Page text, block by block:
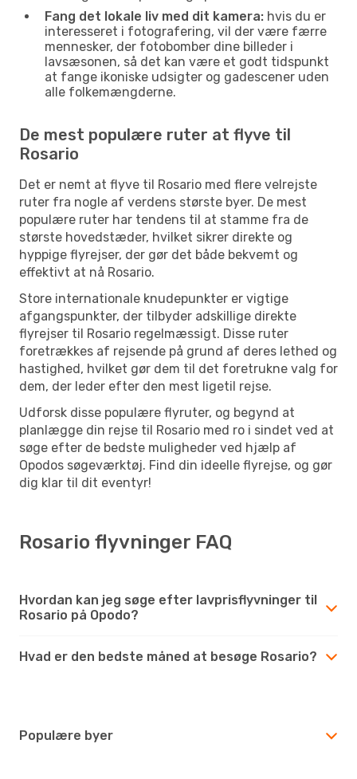
Fang det lokale liv med dit kamera: hvis du er
interesseret i fotografering, vil der være færre
mennesker, der fotobomber dine billeder i
lavsæsonen, så det kan være et godt tidspunkt
at fange ikoniske udsigter og gadescener uden
alle folkemængderne.
De mest populære ruter at flyve til
Rosario
Det er nemt at flyve til Rosario med flere velrejste
ruter fra nogle af verdens største byer. De mest
populære ruter har tendens til at stamme fra de
største hovedstæder, hvilket sikrer direkte og
hyppige flyrejser, der gør det både bekvemt og
effektivt at nå Rosario.
Store internationale knudepunkter er vigtige
afgangspunkter, der tilbyder adskillige direkte
flyrejser til Rosario regelmæssigt. Disse ruter
foretrækkes af rejsende på grund af deres lethed og
hastighed, hvilket gør dem til det foretrukne valg for
dem, der leder efter den mest ligetil rejse.
Udforsk disse populære flyruter, og begynd at
planlægge din rejse til Rosario med ro i sindet ved at
søge efter de bedste muligheder ved hjælp af
Opodos søgeværktøj. Find din ideelle flyrejse, og gør
dig klar til dit eventyr!
Rosario flyvninger FAQ
Hvordan kan jeg søge efter lavprisflyvninger til
Rosario på Opodo?
Hvad er den bedste måned at besøge Rosario?
Populære byer